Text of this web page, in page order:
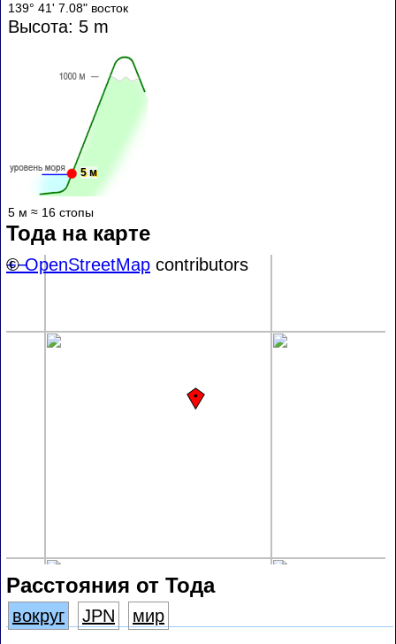
139° 41' 7.08" восток
Высота: 5 m
5 м
5 м ≈ 16 стопы
Тода на карте
+−
©OpenStreetMap contributors
Расстояния от Тода
вокруг JPN
мир